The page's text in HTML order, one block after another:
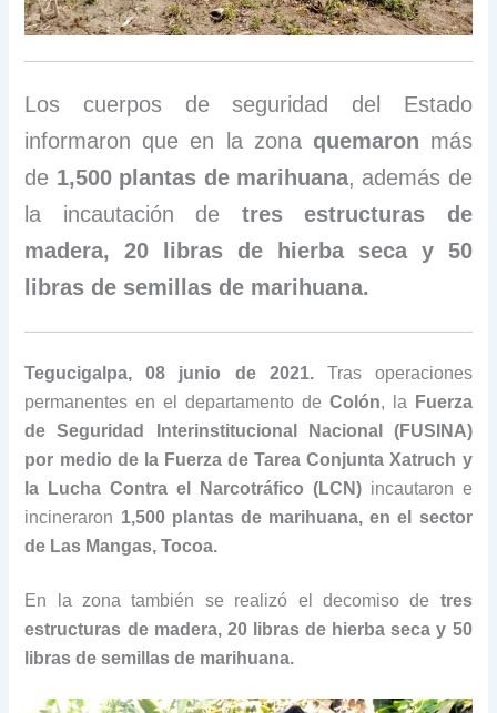
Los cuerpos de seguridad del Estado
informaron que en la zona quemaron más
de 1,500 plantas de marihuana, además de
la incautación de tres estructuras de
madera, 20 libras de hierba seca y 50
libras de semillas de marihuana.
Tegucigalpa, 08 junio de 2021.Tras operaciones
permanentes en el departamento de Colón, la
Fuerza
de Seguridad Interinstitucional Nacional (FUSINA)
por medio de la Fuerza de Tarea Conjunta Xatruch y
la Lucha Contra el Narcotráfico (LCN)incautaron e
incineraron 1,500 plantas de marihuana, en el sector
de Las Mangas, Tocoa.
En la zona también se realizó el decomiso de tres
estructuras de madera, 20 libras de hierba seca y 50
libras de semillas de marihuana.